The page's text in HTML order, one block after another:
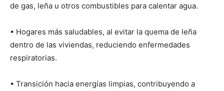
de gas, leña u otros combustibles para calentar agua.
• Hogares más saludables, al evitar la quema de leña
dentro de las viviendas, reduciendo enfermedades
respiratorias.
• Transición hacia energías limpias, contribuyendo a